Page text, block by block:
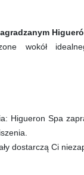
wokół
Higueron Spa
dostarczą Ci